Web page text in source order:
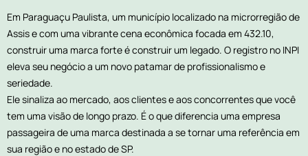
Em Paraguaçu Paulista, um município localizado na microrregião de
Assis e com uma vibrante cena econômica focada em 432.10,
construir uma marca forte é construir um legado. O registro no INPI
eleva seu negócio a um novo patamar de profissionalismo e
seriedade.
Ele sinaliza ao mercado, aos clientes e aos concorrentes que você
tem uma visão de longo prazo. É o que diferencia uma empresa
passageira de uma marca destinada a se tornar uma referência em
sua região e no estado de SP.